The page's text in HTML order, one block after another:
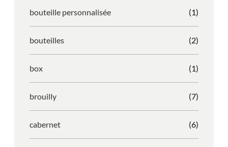
bouteille personnalisée (1)
bouteilles (2)
box (1)
brouilly (7)
cabernet (6)